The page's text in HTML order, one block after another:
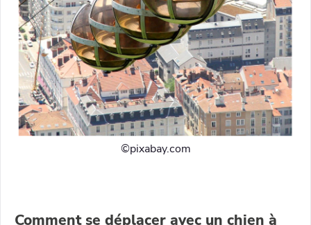
©️pixabay.com
Comment se déplacer avec un chien à